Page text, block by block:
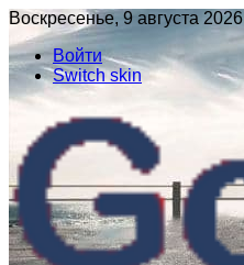
Воскресенье, 9 августа 2026
Войти
Switch skin